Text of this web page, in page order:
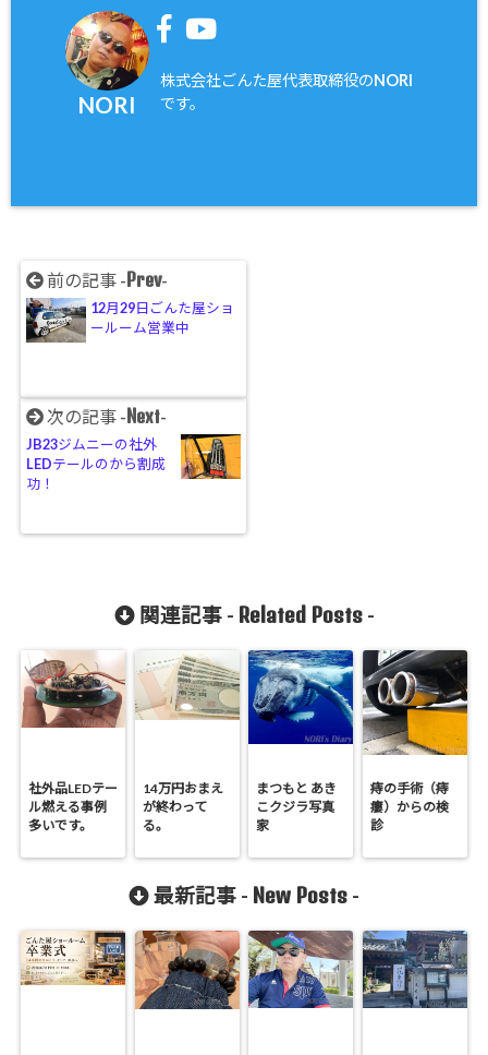
NORI
株式会社ごんた屋代表取締役のNORI
です。
前の記事 -Prev-
12月29日ごんた屋ショ
ールーム営業中
次の記事 -Next-
JB23ジムニーの社外
LEDテールのから割成
功！
関連記事 - Related Posts-
社外品LEDテー
ル燃える事例
多いです。
14万円おまえ
が終わって
る。
まつもと あき
こクジラ写真
家
痔の手術（痔
瘻）からの検
診
最新記事 - New Posts -